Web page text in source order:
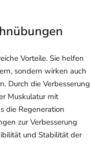
Vorteile. Sie helfen
sondern wirken auch
Durch die Verbesserung
Muskulatur mit
die Regeneration
zur Verbesserung
und Stabilität der